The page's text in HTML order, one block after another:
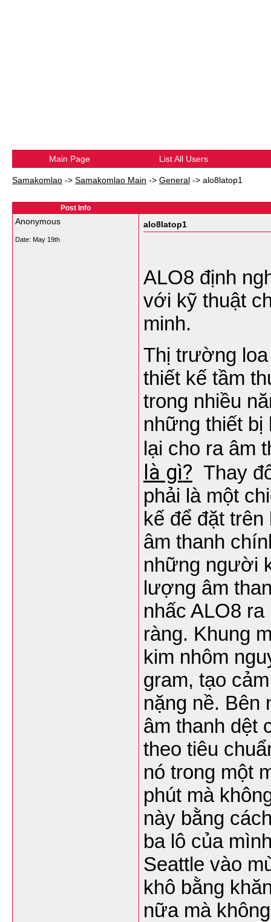
Main Page List All Users
Samakomlao -> Samakomlao Main -> General -> alo8latop1
Post Info
Anonymous
Date: May 19th
alo8latop1
ALO8 định
với kỹ thuật
minh.
Thị trường
thiết kế tầm
trong nhiều
những thiết bị
lại cho ra âm
là gì? Thay
phải là một
kế để đặt
âm thanh
những người
lượng âm
nhấc ALO8
ràng. Khung
kim nhôm
gram, tạo
nặng nề.
âm thanh dệt
theo tiêu
nó trong một
phút mà
này bằng
ba lô của
Seattle vào
khô bằng
nữa mà